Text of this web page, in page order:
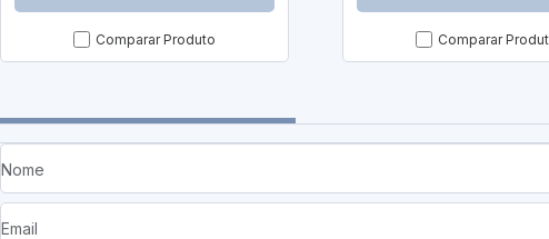
Comparar Produto Comparar